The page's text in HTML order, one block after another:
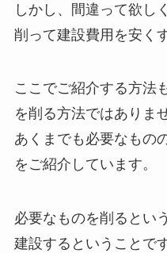
しかし、間違って欲し
削って建設費用を安く
ここでご紹介する方法
を削る方法ではありま
あくまでも必要なもの
をご紹介しています。
必要なものを削るとい
建設するということです